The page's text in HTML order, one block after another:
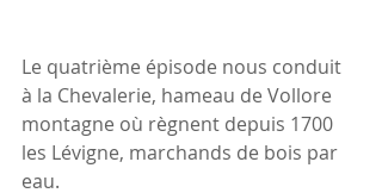
Le quatrième épisode nous conduit
à la Chevalerie, hameau de Vollore
montagne où règnent depuis 1700
les Lévigne, marchands de bois par
eau.